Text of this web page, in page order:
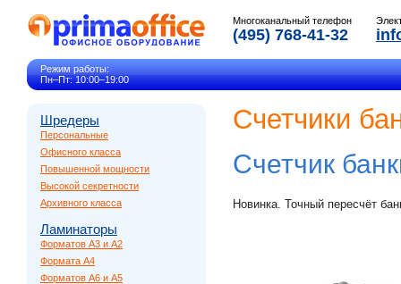
Многоканальный телефон
(495) 768-41-32
Режим работы:
Пн–Пт: 10:00–19:00
Шредеры
Персональные
Офисного класса
Повышенной мощности
Высокой секретности
Архивного класса
Ламинаторы
Форматов A3 и A2
Формата A4
Форматов A6 и A5
Счетчики
Счетчик
Новинка. Точный пересчёт